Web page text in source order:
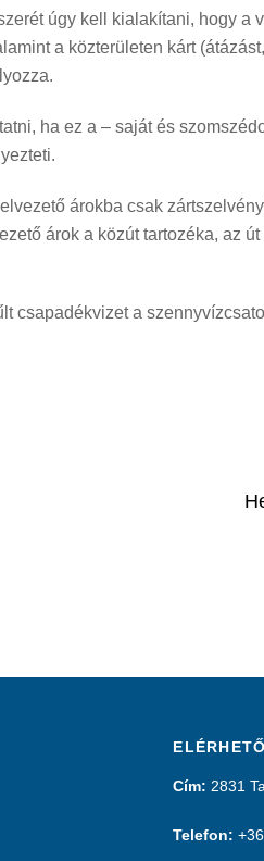
úgy kell kialakítani, hogy a
a közterületen kárt
ha ez a – saját és
árokba csak
árok a közút tartozéka, az
csapadékvizet a
Cím: 2831
Telefon: